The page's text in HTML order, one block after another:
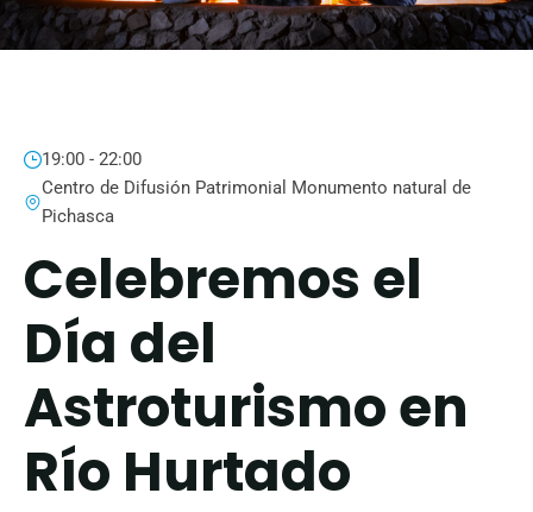
19:00 - 22:00
Centro de Difusión Patrimonial Monumento natural de
Pichasca
Celebremos el
Día del
Astroturismo en
Río Hurtado